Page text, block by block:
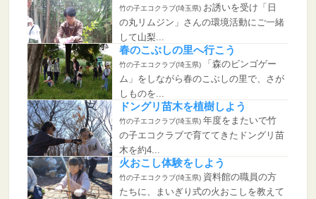
竹の子エコクラブ(埼玉県) お誘いを受け「日
の丸リムジン」さんの環境活動にご一緒
して山梨...
春のこぶしの里へ行こう
竹の子エコクラブ(埼玉県)
「森のビンゴゲー
ム」をしながら春のこぶしの里で、さが
しものを...
ドングリ苗木を植樹しよう
竹の子エコクラブ(埼玉県) 年度をまたいで竹
の子エコクラブで育ててきたドングリ苗
木を約4...
火おこし体験をしよう
竹の子エコクラブ(埼玉県) 資料館の職員の方
たちに、まいぎり式の火おこしを教えて